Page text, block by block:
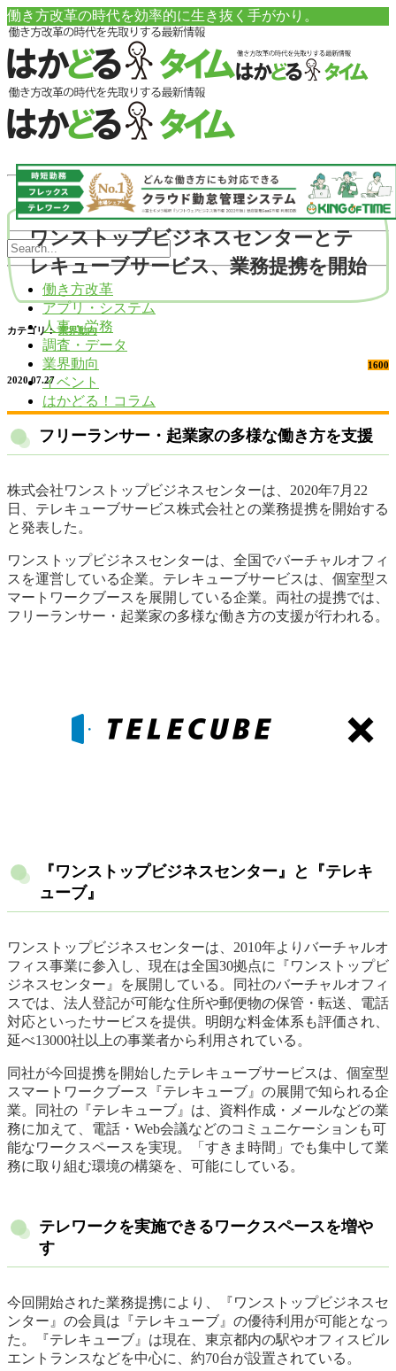
働き方改革の時代を効率的に生き抜く手がかり。
働き方改革
アプリ・システム
人事・労務
調査・データ
業界動向
イベント
はかどる！コラム
ワンストップビジネスセンターとテ
レキューブサービス、業務提携を開始
カテゴリ： 業界動向
1600
2020.07.27
フリーランサー・起業家の多様な働き方を支援
株式会社ワンストップビジネスセンターは、2020年7月22
日、テレキューブサービス株式会社との業務提携を開始する
と発表した。
ワンストップビジネスセンターは、全国でバーチャルオフィ
スを運営している企業。テレキューブサービスは、個室型ス
マートワークブースを展開している企業。両社の提携では、
フリーランサー・起業家の多様な働き方の支援が行われる。
『ワンストップビジネスセンター』と『テレキ
ューブ』
ワンストップビジネスセンターは、2010年よりバーチャルオ
フィス事業に参入し、現在は全国30拠点に『ワンストップビ
ジネスセンター』を展開している。同社のバーチャルオフィ
スでは、法人登記が可能な住所や郵便物の保管・転送、電話
対応といったサービスを提供。明朗な料金体系も評価され、
延べ13000社以上の事業者から利用されている。
同社が今回提携を開始したテレキューブサービスは、個室型
スマートワークブース『テレキューブ』の展開で知られる企
業。同社の『テレキューブ』は、資料作成・メールなどの業
務に加えて、電話・Web会議などのコミュニケーションも可
能なワークスペースを実現。「すきま時間」でも集中して業
務に取り組む環境の構築を、可能にしている。
テレワークを実施できるワークスペースを増や
す
今回開始された業務提携により、『ワンストップビジネスセ
ンター』の会員は『テレキューブ』の優待利用が可能となっ
た。『テレキューブ』は現在、東京都内の駅やオフィスビル
エントランスなどを中心に、約70台が設置されている。